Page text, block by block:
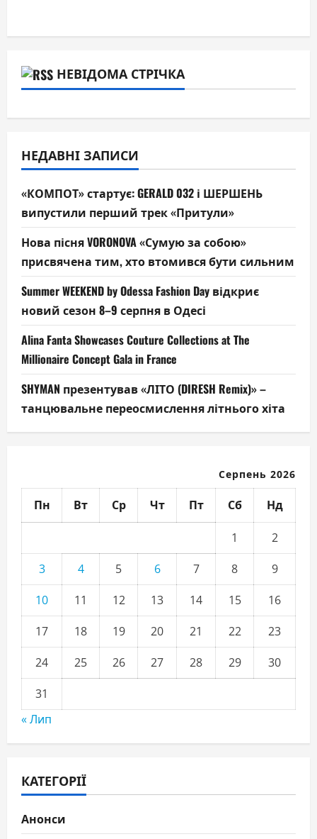
НЕВІДОМА СТРІЧКА
НЕДАВНІ ЗАПИСИ
«КОМПОТ» стартує: GERALD 032 і ШЕРШЕНЬ
випустили перший трек «Притули»
Нова пісня VORONOVA «Сумую за собою»
присвячена тим, хто втомився бути сильним
Summer WEEKEND by Odessa Fashion Day відкриє
новий сезон 8–9 серпня в Одесі
Alina Fanta Showcases Couture Collections at The
Millionaire Concept Gala in France
SHYMAN презентував «ЛІТО (DIRESH Remix)» –
танцювальне переосмислення літнього хіта
Серпень 2026
Пн Вт Ср Чт Пт Сб Нд
1
2
3
4 5 6 7 8
9
10
11 12 13 14 15
16
17
18 19 20 21 22
23
24
25 26 27 28 29
30
31
« Лип
КАТЕГОРІЇ
Анонси